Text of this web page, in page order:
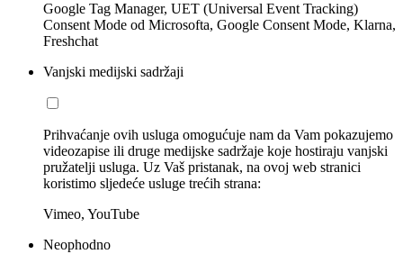
Google Tag Manager, UET (Universal Event Tracking)
Consent Mode od Microsofta, Google Consent Mode, Klarna,
Freshchat
Vanjski medijski sadržaji
Prihvaćanje ovih usluga omogućuje nam da Vam pokazujemo
videozapise ili druge medijske sadržaje koje hostiraju vanjski
pružatelji usluga. Uz Vaš pristanak, na ovoj web stranici
koristimo sljedeće usluge trećih strana:
Vimeo, YouTube
Neophodno